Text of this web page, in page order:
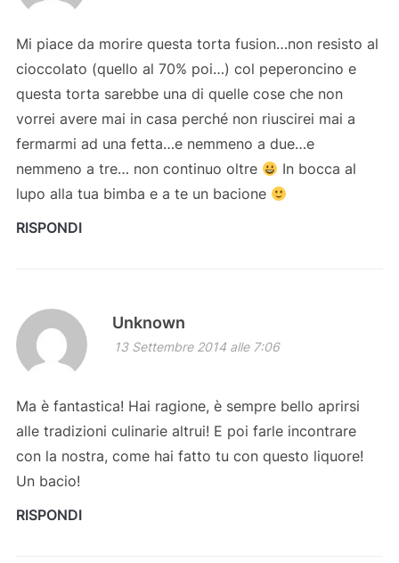
Mi piace da morire questa torta fusion…non resisto al
cioccolato (quello al 70% poi…) col peperoncino e
questa torta sarebbe una di quelle cose che non
vorrei avere mai in casa perché non riuscirei mai a
fermarmi ad una fetta…e nemmeno a due…e
nemmeno a tre… non continuo oltre
In bocca al
lupo alla tua bimba e a te un bacione
RISPONDI
Unknown
13 Settembre 2014 alle 7:06
Ma è fantastica! Hai ragione, è sempre bello aprirsi
alle tradizioni culinarie altrui! E poi farle incontrare
con la nostra, come hai fatto tu con questo liquore!
Un bacio!
RISPONDI